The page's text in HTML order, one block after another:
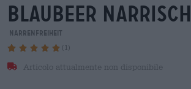
blaubeer narrisch
Narrenfreiheit
(1)
Articolo attualmente non disponibile